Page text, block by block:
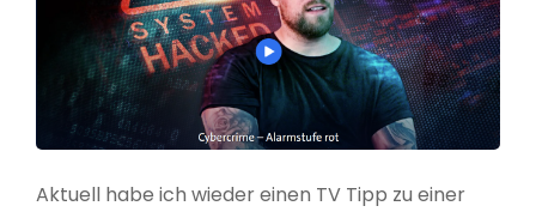
Aktuell habe ich wieder einen TV Tipp zu einer